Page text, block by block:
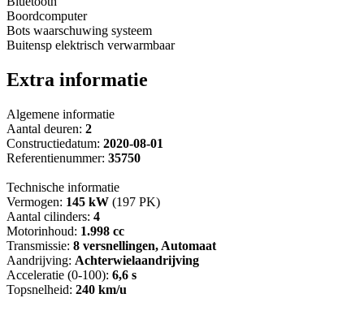
Boordcomputer
Bots waarschuwing systeem
Buitensp elektrisch verwarmbaar
Extra informatie
Algemene informatie
Aantal deuren: 2
Constructiedatum: 2020-08-01
Referentienummer: 35750
Technische informatie
Vermogen: 145 kW (197 PK)
Aantal cilinders: 4
Motorinhoud: 1.998 cc
Transmissie: 8 versnellingen, Automaat
Aandrijving: Achterwielaandrijving
Acceleratie (0-100): 6,6 s
Topsnelheid: 240 km/u